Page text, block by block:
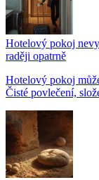
Hotelový pokoj
raději opatrně
Hotelový pokoj
Čisté povlečení,